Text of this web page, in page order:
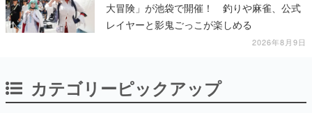
大冒険」が池袋で開催！ 釣りや麻雀、公式
レイヤーと影鬼ごっこが楽しめる
2026年8月9日
カテゴリーピックアップ